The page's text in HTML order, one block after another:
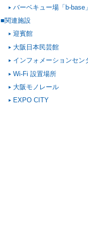
バーベキュー場「b-base
■関連施設
迎賓館
大阪日本民芸館
インフォメーションセン
Wi-Fi 設置場所
大阪モノレール
EXPO CITY